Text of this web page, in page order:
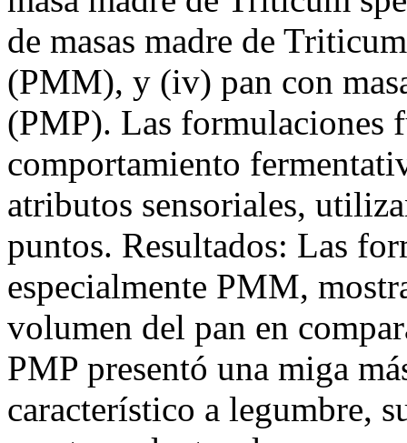
de masas madre de
(PMM), y (iv) pan con
(PMP). Las formulaciones
comportamiento
atributos sensoriales,
puntos. Resultados: Las
especialmente PMM,
volumen del pan en
PMP presentó una miga
característico a legumbre,